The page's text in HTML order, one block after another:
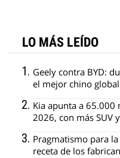
LO MÁS LEÍDO
Geely contra BYD:
el mejor chino global
Kia apunta a 65.000
2026, con más SUV
Pragmatismo para
receta de los